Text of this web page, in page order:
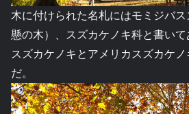
木に付けられた名札にはモミジバ
懸の木）、スズカケノキ科と書いて
スズカケノキとアメリカスズカケ
だ。